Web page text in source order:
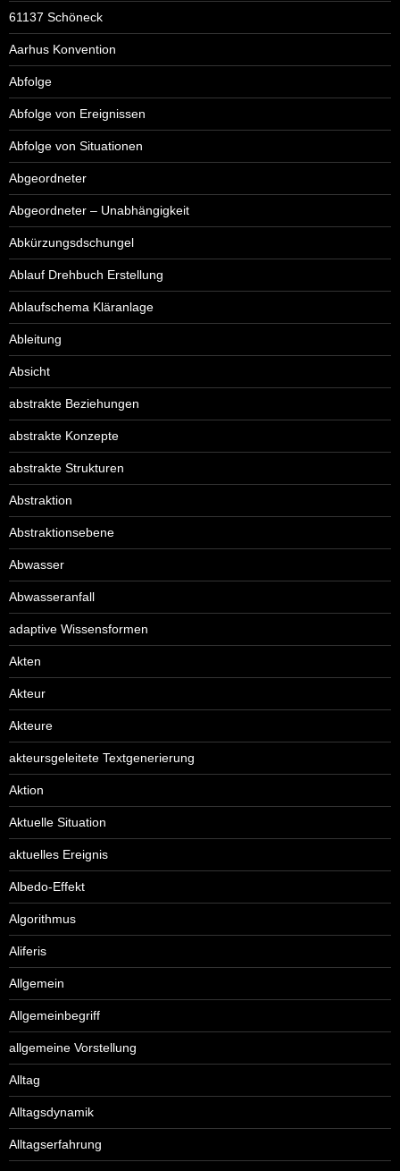
61137 Schöneck
Aarhus Konvention
Abfolge
Abfolge von Ereignissen
Abfolge von Situationen
Abgeordneter
Abgeordneter – Unabhängigkeit
Abkürzungsdschungel
Ablauf Drehbuch Erstellung
Ablaufschema Kläranlage
Ableitung
Absicht
abstrakte Beziehungen
abstrakte Konzepte
abstrakte Strukturen
Abstraktion
Abstraktionsebene
Abwasser
Abwasseranfall
adaptive Wissensformen
Akten
Akteur
Akteure
akteursgeleitete Textgenerierung
Aktion
Aktuelle Situation
aktuelles Ereignis
Albedo-Effekt
Algorithmus
Aliferis
Allgemein
Allgemeinbegriff
allgemeine Vorstellung
Alltag
Alltagsdynamik
Alltagserfahrung